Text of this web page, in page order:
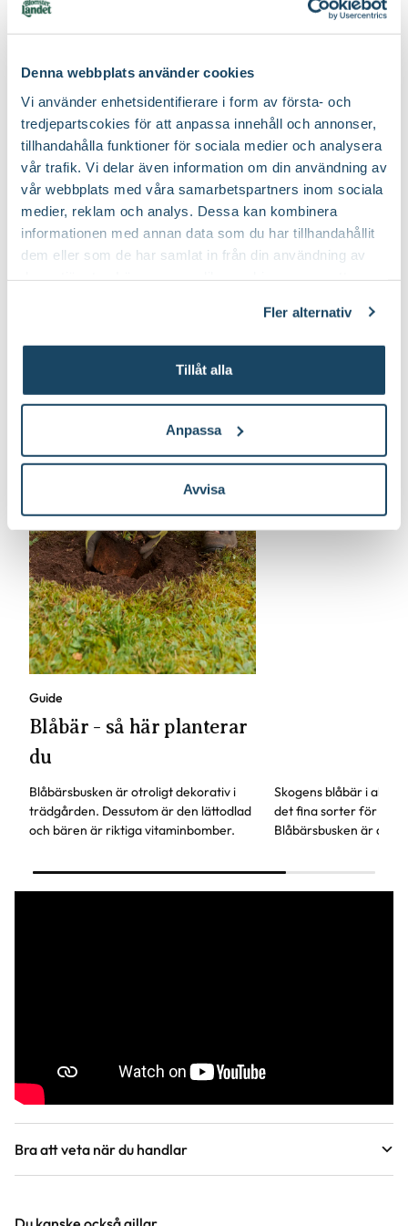
Denna webbplats använder cookies
Vi använder enhetsidentifierare i form av första- och
tredjepartscokies för att anpassa innehåll och annonser,
tillhandahålla funktioner för sociala medier och analysera
vår trafik. Vi delar även information om din användning av
vår webbplats med våra samarbetspartners inom sociala
medier, reklam och analys. Dessa kan kombinera
informationen med annan data som du har tillhandahållit
dem eller som de har samlat in från din användning av
Fler alternativ
Tillåt alla
Anpassa
Avvisa
Fruktsmak
Fruktkött Vitt, Saftigt
Utmärkande egenskaper För pollinatörer, Höstfärg
Ursprung Ö Kanada, NC - Ö USA
Art nr 263236
Beskärningstid På vårvintern
Mognadstid Juli, Augusti
Fruktförvaring Kan förvaras en kortare tid
Blåbärsgödsel
79 90
Välj butik
Online
Slut i lager
Till Produkten
till Blåbärsgödsel produktsida
199:-
Välj butik
Online
Till
Våra bästa tips för att lyckas med blåbär
Guide
Blåbär - så här planterar
du
Blåbärsbusken är otroligt dekorativ i
trädgården. Dessutom är den lättodlad
och bären är riktiga vitaminbomber.
Odla blåbär
Skogens blåbär i all
det fina sorter för
Blåbärsbusken är
får en fantastisk
Bra att veta när du handlar